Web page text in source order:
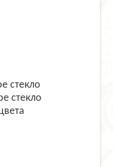
стекло
стекло